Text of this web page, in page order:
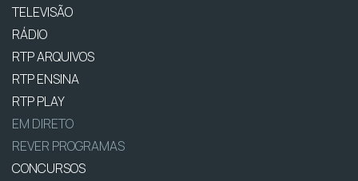
TELEVISÃO
RÁDIO
RTP ARQUIVOS
RTP ENSINA
RTP PLAY
EM DIRETO
REVER PROGRAMAS
CONCURSOS